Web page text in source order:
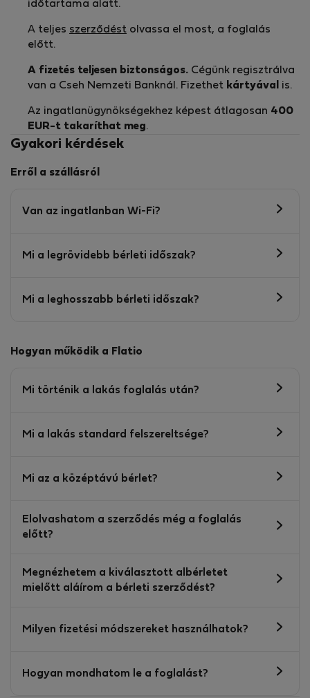
időtartama alatt.
A teljes szerződést olvassa el most, a foglalás
előtt.
A fizetés teljesen biztonságos. Cégünk regisztrálva
van a Cseh Nemzeti Banknál. Fizethet kártyával is.
Az ingatlanügynökségekhez képest átlagosan 400
EUR-t takaríthat meg.
Gyakori kérdések
Erről a szállásról
Van az ingatlanban Wi-Fi?
Mi a legrövidebb bérleti időszak?
Mi a leghosszabb bérleti időszak?
Hogyan működik a Flatio
Mi történik a lakás foglalás után?
Mi a lakás standard felszereltsége?
Mi az a középtávú bérlet?
Elolvashatom a szerződés még a foglalás
előtt?
Megnézhetem a kiválasztott albérletet
mielőtt aláírom a bérleti szerződést?
Milyen fizetési módszereket használhatok?
Hogyan mondhatom le a foglalást?